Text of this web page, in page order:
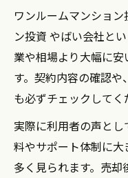
ワンルームマンショ
ン投資 やばい会社と
業や相場より大幅に
す。契約内容の確認
も必ずチェックしてく
実際に利用者の声と
料やサポート体制に
多く見られます。売却